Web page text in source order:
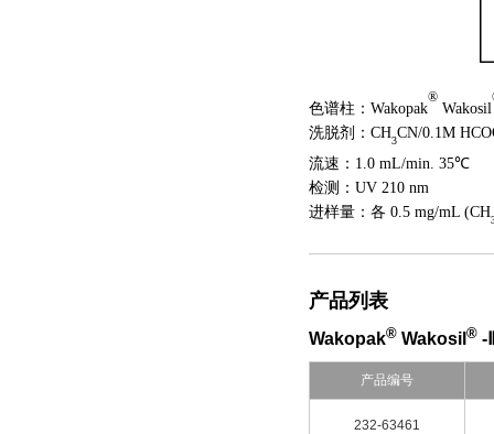
色谱柱：Wakopak
®
Wakosil
洗脱剂：CH3CN/0.1M
流速：1.0 mL/min. 35℃
检测：UV 210 nm
进样量：各 0.5 mg/mL (CH
产品列表
Wakopak® Wakosil ® -
产品编号
232-63461